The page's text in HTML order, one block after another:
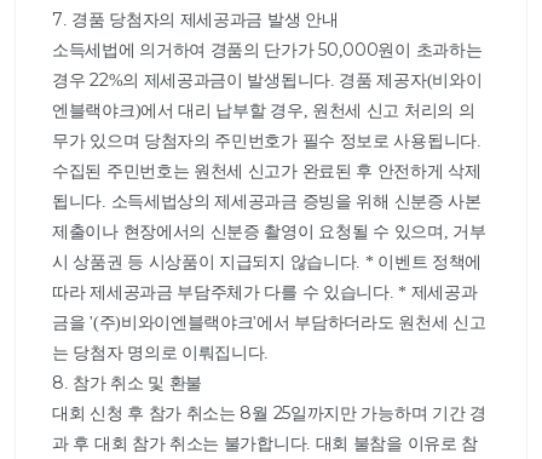
7. 경품 당첨자의 제세공과금 발생 안내
소득세법에 의거하여 경품의 단가가 50,000원이 초과하는
경우 22%의 제세공과금이 발생됩니다. 경품 제공자(비와이
엔블랙야크)에서 대리 납부할 경우, 원천세 신고 처리의 의
무가 있으며 당첨자의 주민번호가 필수 정보로 사용됩니다.
수집된 주민번호는 원천세 신고가 완료된 후 안전하게 삭제
됩니다. 소득세법상의 제세공과금 증빙을 위해 신분증 사본
제출이나 현장에서의 신분증 촬영이 요청될 수 있으며, 거부
시 상품권 등 시상품이 지급되지 않습니다. * 이벤트 정책에
따라 제세공과금 부담주체가 다를 수 있습니다. * 제세공과
금을 '(주)비와이엔블랙야크'에서 부담하더라도 원천세 신고
는 당첨자 명의로 이뤄집니다.
8. 참가 취소 및 환불
대회 신청 후 참가 취소는 8월 25일까지만 가능하며 기간 경
과 후 대회 참가 취소는 불가합니다. 대회 불참을 이유로 참